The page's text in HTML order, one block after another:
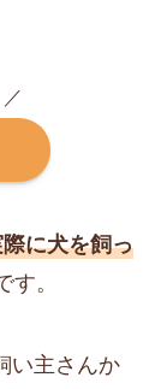
に犬を飼っ
す。
い主さんか